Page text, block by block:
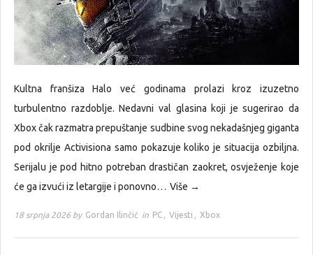
Kultna franšiza Halo već godinama prolazi kroz izuzetno
turbulentno razdoblje. Nedavni val glasina koji je sugerirao da
Xbox čak razmatra prepuštanje sudbine svog nekadašnjeg giganta
pod okrilje Activisiona samo pokazuje koliko je situacija ozbiljna.
Serijalu je pod hitno potreban drastičan zaokret, osvježenje koje
će ga izvući iz letargije i ponovno… Više →
18 srpnja 2026 by Gordan Ilinčić in PC , Vijesti , Xbox